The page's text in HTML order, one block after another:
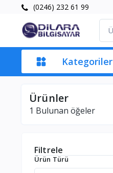
(0246) 232 61 99
Kategoriler
Ürünler
1 Bulunan öğeler
Filtrele
Ürün Türü